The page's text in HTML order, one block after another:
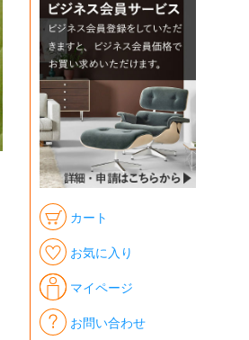
カート
お気に入り
マイページ
お問い合わせ